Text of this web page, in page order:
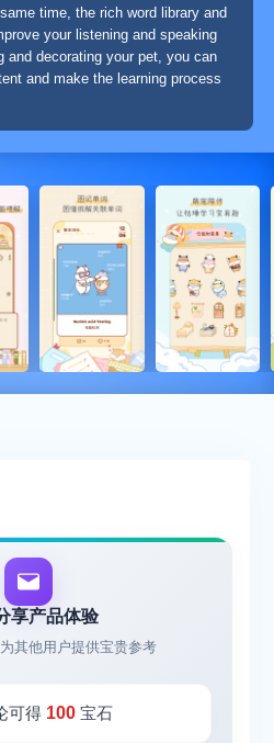
time, the rich word library and
your listening and speaking
decorating your pet, you can
and make the learning process
享产品体验
其他用户提供宝贵参考
可得 100宝石